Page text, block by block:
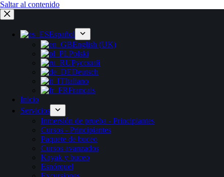
Saltar al contenido
Español
English (UK)
Polski
Русский
Deutsch
Italiano
Français
Inicio
Servicios
Inmersión de prueba - Principiantes
Cursos - Principiantes
Paquete de buceo
Cursos avanzados
Kayak y buceo
Esnórquel